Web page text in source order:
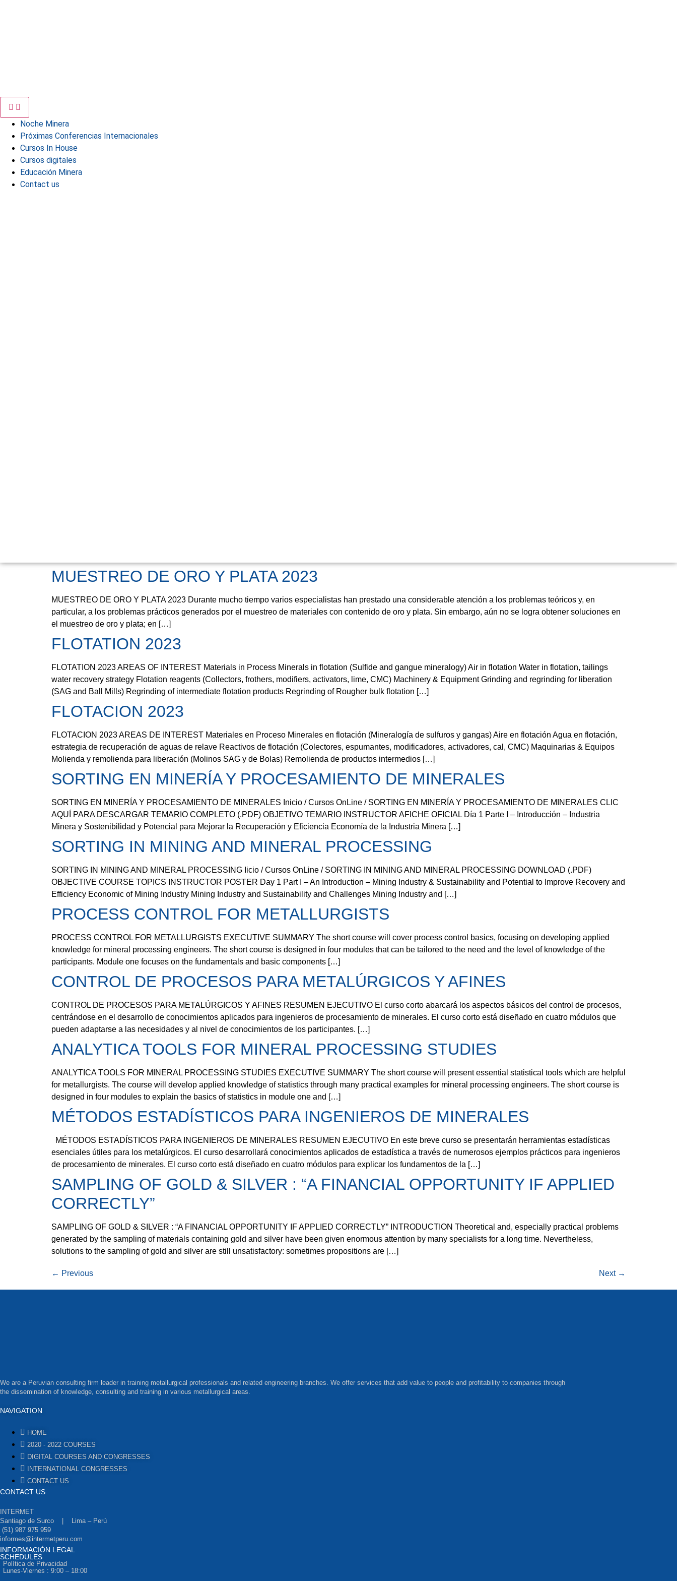
Noche Minera
Próximas Conferencias Internacionales
Cursos In House
Cursos digitales
Educación Minera
Contact us
MUESTREO DE ORO Y PLATA 2023​
MUESTREO DE ORO Y PLATA 2023 Durante mucho tiempo varios especialistas han prestado una considerable atención a los problemas teóricos y, en
particular, a los problemas prácticos generados por el muestreo de materiales con contenido de oro y plata. Sin embargo, aún no se logra obtener soluciones en
el muestreo de oro y plata; en […]
FLOTATION 2023
FLOTATION 2023 AREAS OF INTEREST Materials in Process Minerals in flotation (Sulfide and gangue mineralogy) Air in flotation Water in flotation, tailings
water recovery strategy Flotation reagents (Collectors, frothers, modifiers, activators, lime, CMC) Machinery & Equipment Grinding and regrinding for liberation
(SAG and Ball Mills) Regrinding of intermediate flotation products Regrinding of Rougher bulk flotation […]
FLOTACION 2023
FLOTACION 2023 AREAS DE INTEREST Materiales en Proceso Minerales en flotación (Mineralogía de sulfuros y gangas) Aire en flotación Agua en flotación,
estrategia de recuperación de aguas de relave Reactivos de flotación (Colectores, espumantes, modificadores, activadores, cal, CMC) Maquinarias & Equipos
Molienda y remolienda para liberación (Molinos SAG y de Bolas) Remolienda de productos intermedios […]
SORTING EN MINERÍA Y PROCESAMIENTO DE MINERALES
SORTING EN MINERÍA Y PROCESAMIENTO DE MINERALES Inicio / Cursos OnLine / SORTING EN MINERÍA Y PROCESAMIENTO DE MINERALES CLIC
AQUÍ PARA DESCARGAR TEMARIO COMPLETO (.PDF) OBJETIVO TEMARIO INSTRUCTOR AFICHE OFICIAL Día 1 Parte I – Introducción – Industria
Minera y Sostenibilidad y Potencial para Mejorar la Recuperación y Eficiencia Economía de la Industria Minera […]
SORTING IN MINING AND MINERAL PROCESSING
SORTING IN MINING AND MINERAL PROCESSING Iicio / Cursos OnLine / SORTING IN MINING AND MINERAL PROCESSING DOWNLOAD (.PDF)
OBJECTIVE COURSE TOPICS INSTRUCTOR POSTER Day 1 Part I – An Introduction – Mining Industry & Sustainability and Potential to Improve Recovery and
Efficiency Economic of Mining Industry Mining Industry and Sustainability and Challenges Mining Industry and […]
PROCESS CONTROL FOR METALLURGISTS
PROCESS CONTROL FOR METALLURGISTS EXECUTIVE SUMMARY The short course will cover process control basics, focusing on developing applied
knowledge for mineral processing engineers. The short course is designed in four modules that can be tailored to the need and the level of knowledge of the
participants. Module one focuses on the fundamentals and basic components […]
CONTROL DE PROCESOS PARA METALÚRGICOS Y AFINES
CONTROL DE PROCESOS PARA METALÚRGICOS Y AFINES RESUMEN EJECUTIVO El curso corto abarcará los aspectos básicos del control de procesos,
centrándose en el desarrollo de conocimientos aplicados para ingenieros de procesamiento de minerales. El curso corto está diseñado en cuatro módulos que
pueden adaptarse a las necesidades y al nivel de conocimientos de los participantes. […]
ANALYTICA TOOLS FOR MINERAL PROCESSING STUDIES
ANALYTICA TOOLS FOR MINERAL PROCESSING STUDIES EXECUTIVE SUMMARY The short course will present essential statistical tools which are helpful
for metallurgists. The course will develop applied knowledge of statistics through many practical examples for mineral processing engineers. The short course is
designed in four modules to explain the basics of statistics in module one and […]
MÉTODOS ESTADÍSTICOS PARA INGENIEROS DE MINERALES
MÉTODOS ESTADÍSTICOS PARA INGENIEROS DE MINERALES RESUMEN EJECUTIVO En este breve curso se presentarán herramientas estadísticas
esenciales útiles para los metalúrgicos. El curso desarrollará conocimientos aplicados de estadística a través de numerosos ejemplos prácticos para ingenieros
de procesamiento de minerales. El curso corto está diseñado en cuatro módulos para explicar los fundamentos de la […]
SAMPLING OF GOLD & SILVER : “A FINANCIAL OPPORTUNITY IF APPLIED
CORRECTLY”
SAMPLING OF GOLD & SILVER : “A FINANCIAL OPPORTUNITY IF APPLIED CORRECTLY” INTRODUCTION Theoretical and, especially practical problems
generated by the sampling of materials containing gold and silver have been given enormous attention by many specialists for a long time. Nevertheless,
solutions to the sampling of gold and silver are still unsatisfactory: sometimes propositions are […]
← Previous Next →
We are a Peruvian consulting firm leader in training metallurgical professionals and related engineering branches. We offer services that add value to people and profitability to companies through
the dissemination of knowledge, consulting and training in various metallurgical areas.
NAVIGATION
HOME
2020 - 2022 COURSES
DIGITAL COURSES AND CONGRESSES
INTERNATIONAL CONGRESSES
CONTACT US
CONTACT US
INTERMET
Santiago de Surco | Lima – Perú
(51) 987 975 959
informes@intermetperu.com
INFORMACIÓN LEGAL
Política de Privacidad
SCHEDULES
Lunes-Viernes : 9:00 – 18:00